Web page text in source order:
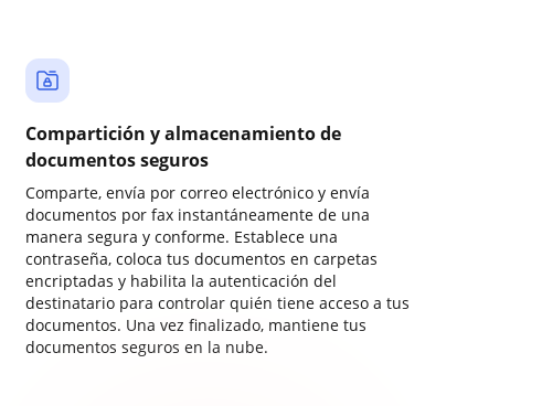
Compartición y almacenamiento de
documentos seguros
Comparte, envía por correo electrónico y envía
documentos por fax instantáneamente de una
manera segura y conforme. Establece una
contraseña, coloca tus documentos en carpetas
encriptadas y habilita la autenticación del
destinatario para controlar quién tiene acceso a tus
documentos. Una vez finalizado, mantiene tus
documentos seguros en la nube.